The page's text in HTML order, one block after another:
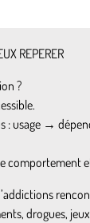
REPERER
?
: usage →
comportement
drogues,